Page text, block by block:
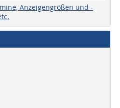
Anzeigengrößen und -